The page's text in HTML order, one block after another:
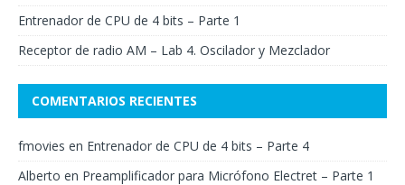
Entrenador de CPU de 4 bits – Parte 1
Receptor de radio AM – Lab 4. Oscilador y Mezclador
COMENTARIOS RECIENTES
fmovies en Entrenador de CPU de 4 bits – Parte 4
Alberto en Preamplificador para Micrófono Electret – Parte 1